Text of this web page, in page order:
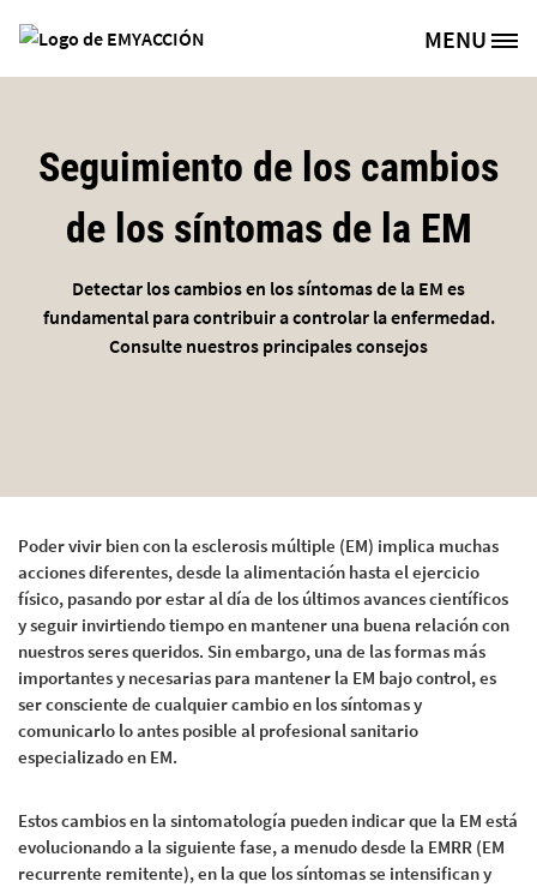
Site Logo MENU
Seguimiento de los cambios
de los síntomas de la EM
Detectar los cambios en los síntomas de la EM es
fundamental para contribuir a controlar la enfermedad.
Consulte nuestros principales consejos
Poder vivir bien con la esclerosis múltiple (EM) implica muchas
acciones diferentes, desde la alimentación hasta el ejercicio
físico, pasando por estar al día de los últimos avances científicos
y seguir invirtiendo tiempo en mantener una buena relación con
nuestros seres queridos. Sin embargo, una de las formas más
importantes y necesarias para mantener la EM bajo control, es
ser consciente de cualquier cambio en los síntomas y
comunicarlo lo antes posible al profesional sanitario
especializado en EM.
Estos cambios en la sintomatología pueden indicar que la EM está
evolucionando a la siguiente fase, a menudo desde la EMRR (EM
recurrente remitente), en la que los síntomas se intensifican y